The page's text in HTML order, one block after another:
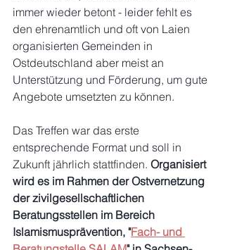
immer wieder betont - leider fehlt es
den ehrenamtlich und oft von Laien
organisierten Gemeinden in
Ostdeutschland aber meist an
Unterstützung und Förderung, um gute
Angebote umsetzten zu können.
Das Treffen war das erste
entsprechende Format und soll in
Zukunft jährlich stattfinden. Organisiert
wird es im Rahmen der Ostvernetzung
der zivilgesellschaftlichen
Beratungsstellen im Bereich
Islamismusprävention, "Fach- und